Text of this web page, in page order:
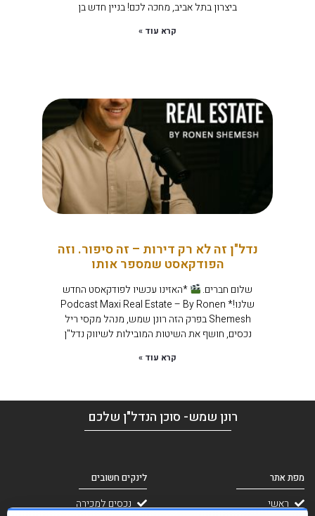
ביצרון בתל אביב, מחכה לכם! בניין חדש בן
קרא עוד »
נדל"ן זה לא רק דירות – זה סיפור. וזה
הפודקאסט שמספר אותו
שלום חברים.
*האזינו עכשיו לפודקאסט החדש
שלנו!* Podcast Maxi Real Estate – By Ronen
Shemesh בפרק הזה רונן שמש, מנהל מקסי ריל
נכסים, חושף את השיטות המובילות לשיווק נדל"ן
קרא עוד »
רונן שמש- סוכן הנדל"ן שלכם
מפת אתר
ראשי
לינקים חשובים
נכסים למכירה